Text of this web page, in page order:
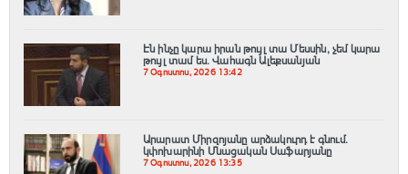
Էն ինչը կարա իրան թույլ տա Մեսսին, չեմ կարա
թույլ տամ ես. Վահագն Ալեքսանյան
7 Օգոստոս, 2026 13:42
Արարատ Միրզոյանը արձակուրդ է գնում.
կփոխարինի Մնացական Սաֆարյանը
7 Օգոստոս, 2026 13:35